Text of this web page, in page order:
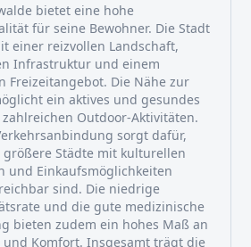
bietet eine hohe
für seine Bewohner. Die Stadt
einer reizvollen Landschaft,
Infrastruktur und einem
Freizeitangebot. Die Nähe zur
ein aktives und gesundes
Outdoor-Aktivitäten.
sorgt dafür,
größere Städte mit kulturellen
und Einkaufsmöglichkeiten
sind. Die niedrige
und die gute medizinische
bieten zudem ein hohes Maß an
und Komfort. Insgesamt trägt die